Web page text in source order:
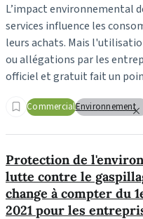
L’impact environnemental
services influence les
leurs achats. Mais
ou allégations par les
officiel et gratuit fait un
CommercialEnvironnement
Protection de
lutte contre le
change à compter du
2021 pour les